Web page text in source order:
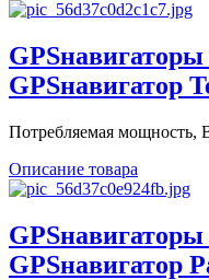
GPSнавигатор
Потребляемая мощность,
Описание товара
GPSнавигатор